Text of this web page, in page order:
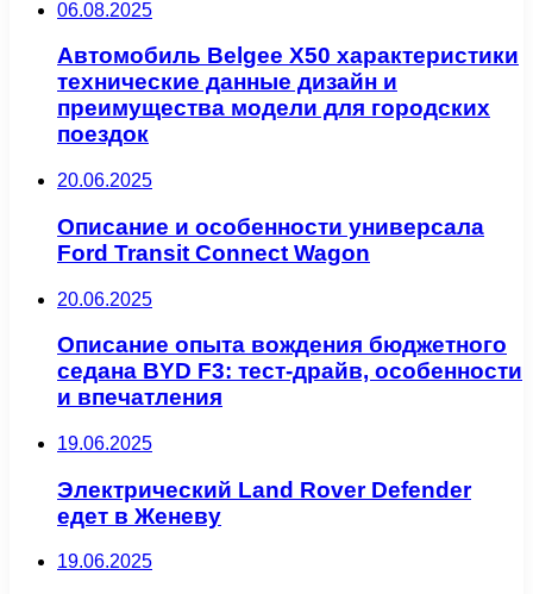
06.08.2025
Автомобиль Belgee X50 характеристики
технические данные дизайн и
преимущества модели для городских
поездок
20.06.2025
Описание и особенности универсала
Ford Transit Connect Wagon
20.06.2025
Описание опыта вождения бюджетного
седана BYD F3: тест-драйв, особенности
и впечатления
19.06.2025
Электрический Land Rover Defender
едет в Женеву
19.06.2025